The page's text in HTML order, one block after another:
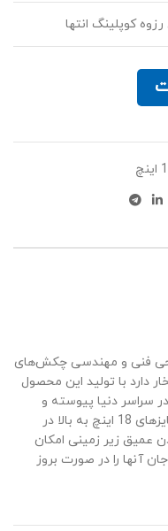
رزوه کوپلینگ انتها
فنی و مهندسی چکش‌های
دارد با تولید این محصول
سراسر دنیا پیوسته و
توانسته علاوه بر ایجاد امکان حفاری با سایز‌های 18 اینچ به بالا در
عمیق زیر زمینی امکان
آنها را در صورت بروز